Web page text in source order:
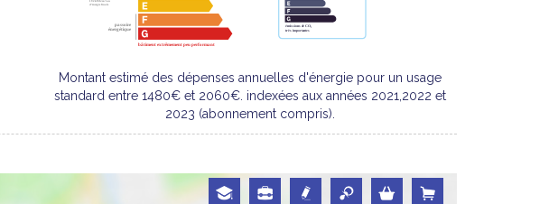
Montant estimé des dépenses annuelles d'énergie pour un usage
standard entre 1480€ et 2060€. indexées aux années 2021,2022 et
2023 (abonnement compris).